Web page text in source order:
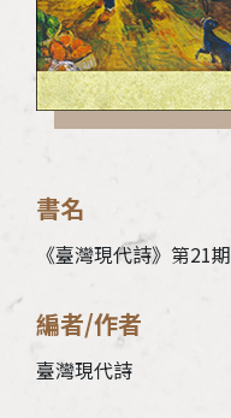
徵稿訊息
書名
《臺灣現代詩》第21期
編者/作者
臺灣現代詩